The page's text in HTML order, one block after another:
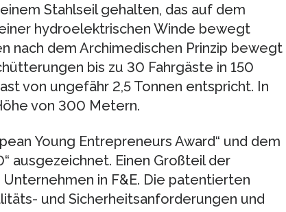
Stahlseil gehalten, das auf dem
hydroelektrischen Winde bewegt
nach dem Archimedischen Prinzip bewegt
bis zu 30 Fahrgäste in 150
von ungefähr 2,5 Tonnen entspricht. In
von 300 Metern.
Young Entrepreneurs Award“ und dem
ausgezeichnet. Einen Großteil der
in F&E. Die patentierten
und Sicherheitsanforderungen und